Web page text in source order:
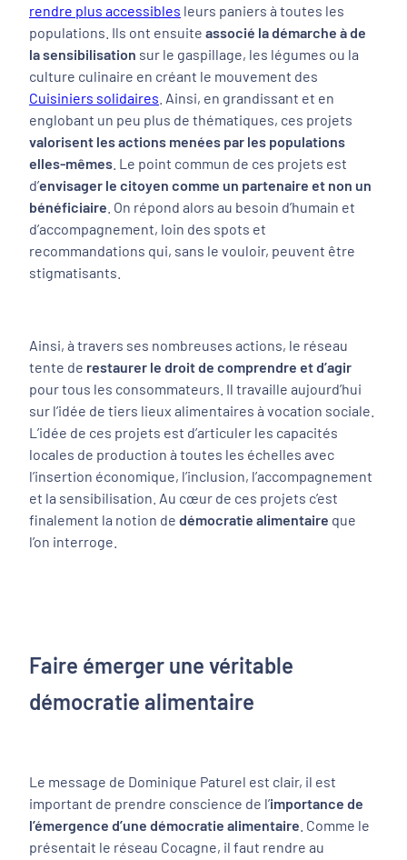
rendre plus accessibles leurs paniers à toutes les
populations. Ils ont ensuite associé la démarche à de
la sensibilisation sur le gaspillage, les légumes ou la
culture culinaire en créant le mouvement des
Cuisiniers solidaires . Ainsi, en grandissant et en
englobant un peu plus de thématiques, ces projets
valorisent les actions menées par les populations
elles-mêmes . Le point commun de ces projets est
d’envisager le citoyen comme un partenaire et non un
bénéficiaire . On répond alors au besoin d’humain et
d’accompagnement, loin des spots et
recommandations qui, sans le vouloir, peuvent être
stigmatisants.
Ainsi, à travers ses nombreuses actions, le réseau
tente de restaurer le droit de comprendre et d’agir
pour tous les consommateurs. Il travaille aujourd’hui
sur l’idée de tiers lieux alimentaires à vocation sociale.
L’idée de ces projets est d’articuler les capacités
locales de production à toutes les échelles avec
l’insertion économique, l’inclusion, l’accompagnement
et la sensibilisation. Au cœur de ces projets c’est
finalement la notion de démocratie alimentaire que
l’on interroge.
Faire émerger une véritable
démocratie alimentaire
Le message de Dominique Paturel est clair, il est
important de prendre conscience de l’importance de
l’émergence d’une démocratie alimentaire . Comme le
présentait le réseau Cocagne, il faut rendre au